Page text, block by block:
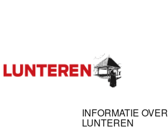
INFORMATIE OVER
LUNTEREN